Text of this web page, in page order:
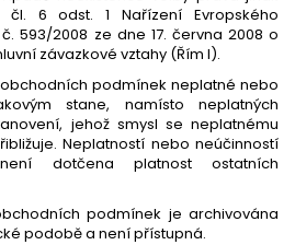
čl. 6 odst. 1 Nařízení Evropského
593/2008 ze dne 17. června 2008 o
závazkové vztahy (Řím I).
podmínek neplatné nebo
stane, namísto neplatných
jehož smysl se neplatnému
Neplatností nebo neúčinností
dotčena platnost ostatních
podmínek je archivována
podobě a není přístupná.